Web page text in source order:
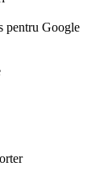
pentru Google